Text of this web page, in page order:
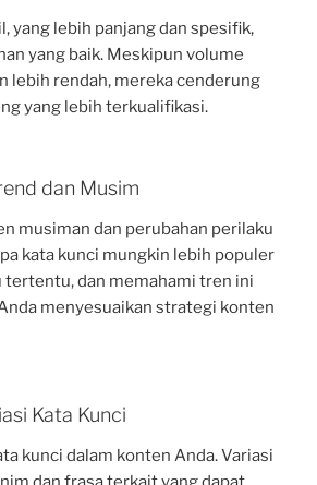
yang lebih panjang dan spesifik,
yang baik. Meskipun volume
lebih rendah, mereka cenderung
yang lebih terkualifikasi.
dan Musim
musiman dan perubahan perilaku
kata kunci mungkin lebih populer
tertentu, dan memahami tren ini
menyesuaikan strategi konten
Kata Kunci
kunci dalam konten Anda. Variasi